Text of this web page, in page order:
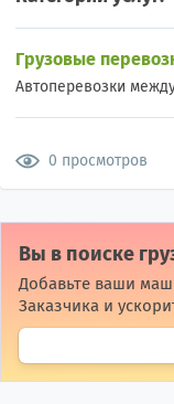
Грузовые
Автоперевозки
0 просмотров
Вы в поиске
Добавьте ваши
Заказчика и